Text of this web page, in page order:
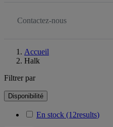
Contactez-nous
Accueil
Halk
Filtrer par
Disponibilité
En stock (12results)